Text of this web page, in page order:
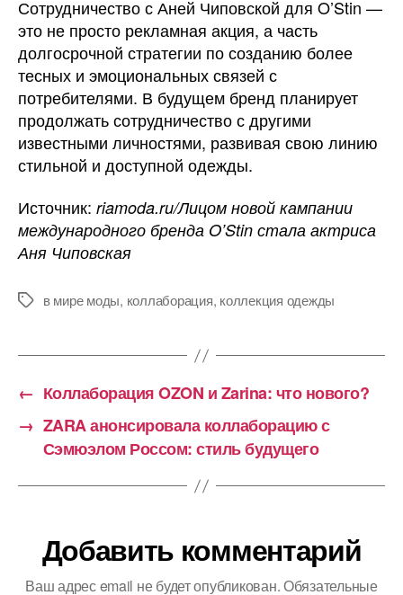
Сотрудничество с Аней Чиповской для O’Stin —
это не просто рекламная акция, а часть
долгосрочной стратегии по созданию более
тесных и эмоциональных связей с
потребителями. В будущем бренд планирует
продолжать сотрудничество с другими
известными личностями, развивая свою линию
стильной и доступной одежды.
Источник: riamoda.ru/Лицом новой кампании
международного бренда O’Stin стала актриса
Аня Чиповская
Меткив мире моды, коллаборация, коллекция одежды
← Коллаборация OZON и Zarina: что нового?
→ ZARA анонсировала коллаборацию с
Сэмюэлом Россом: стиль будущего
Добавить комментарий
Ваш адрес email не будет опубликован.Обязательные